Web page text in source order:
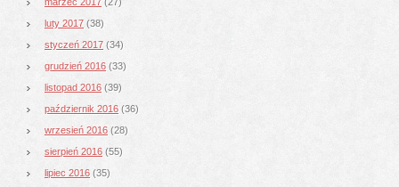
luty 2017 (38)
styczeń 2017 (34)
grudzień 2016 (33)
listopad 2016 (39)
październik 2016 (36)
wrzesień 2016 (28)
sierpień 2016 (55)
lipiec 2016 (35)